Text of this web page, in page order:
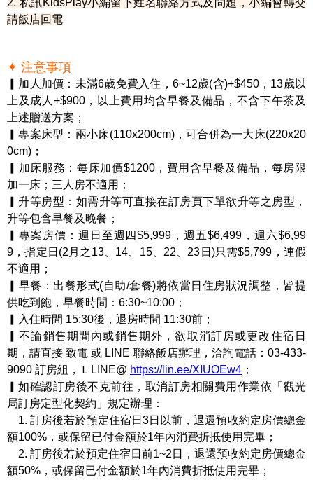
2. 私訊KidsPlay小編留下姓名聯絡方式及問題，小編會轉交
請飯店回電
✦ 注意事項
▎加人加價：未滿6歲免費入住，6~12歲(含)+$450，13歲以
上及成人+$900，以上費用均含早餐及備品，不含下午茶及
上述贈送方案；
▎專案床型：兩小床(110x200cm)，可合併為一大床(220x20
0cm)；
▎加床服務：每床加價$1200，費用含早餐及備品，每房限
加一床；三人房不適用；
▎升等房型：如需升等可直接在訂房頁下單欲升等之房型，
升等包含早餐及晚餐；
▎專案房價：週日至週四$5,999，週五$6,499，週六$6,99
9，指定日(2月之13、14、15、22、23日)只需$5,799，連假
不適用；
▎早餐：出餐形式(自助/套餐)將依當日住房狀況調整，皆提
供吃到飽，早餐時間：6:30~10:00；
▎入住時間 15:30後，退房時間 11:30前；
▎不論銷售期間內或銷售期外，欲取消訂房或更改住宿日
期，請直接 致電 或 LINE 聯絡飯店辦理，洽詢電話：03-433-
9090 訂房組，ＬLINE@ https://lin.ee/XIUOEw4 ；
▎如確認訂房後不克前往，取消訂房相關費用作業依「觀光
局訂房定型化契約」規定辦理：
1. 訂房後若於預定住宿日3日以前，退還預收約定房價總金
額100%，或保留已付金額於1年內消費折抵使用完畢；
2. 訂房後若於預定住宿日前1~2日，退還預收約定房價總金
額50%，或保留已付金額於1年內消費折抵使用完畢；